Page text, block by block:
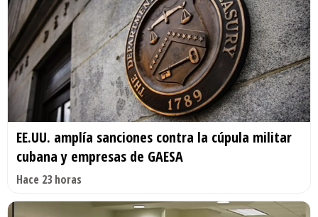
EE.UU. amplía sanciones contra la cúpula militar
cubana y empresas de GAESA
Hace 23 horas